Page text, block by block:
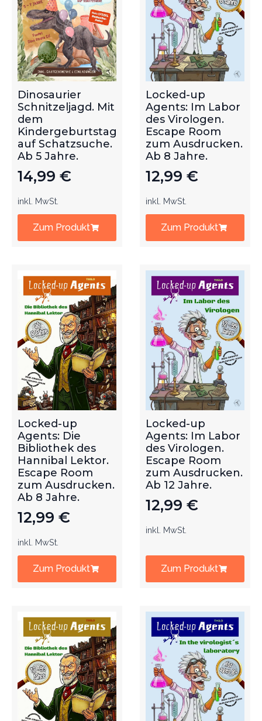
Dinosaurier
Schnitzeljagd. Mit
dem
Kindergeburtstag
auf Schatzsuche.
Ab 5 Jahre.
14,99 €
inkl. MwSt.
Zum Produkt
Locked-up
Agents: Im Labor
des Virologen.
Escape Room
zum Ausdrucken.
Ab 8 Jahre.
12,99 €
inkl. MwSt.
Zum Produkt
Locked-up
Agents: Die
Bibliothek des
Hannibal Lektor.
Escape Room
zum Ausdrucken.
Ab 8 Jahre.
12,99 €
inkl. MwSt.
Zum Produkt
Locked-up
Agents: Im Labor
des Virologen.
Escape Room
zum Ausdrucken.
Ab 12 Jahre.
12,99 €
inkl. MwSt.
Zum Produkt